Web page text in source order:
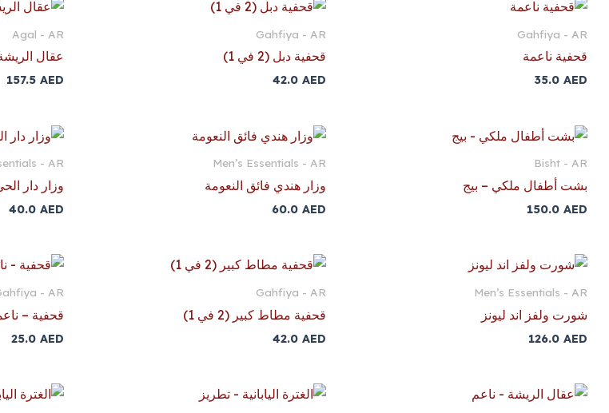
Gahfiya - AR
قحفية ناعمة
35.0AED
Gahfiya - AR
قحفية دبل (2 في 1)
42.0 AED
Agal - AR
عقال
157.5 AED
Bisht - AR
بشت أطفال ملكي – بيج
150.0AED
Men’s Essentials - AR
وزار هندي فائق النعومة
60.0 AED
- AR
وزار دار
40.0 AED
Men’s Essentials - AR
شورت ولفز اند ليونز
126.0AED
Gahfiya - AR
قحفية مطاط كبير (2 في 1)
42.0 AED
- AR
قحفية –
25.0 AED